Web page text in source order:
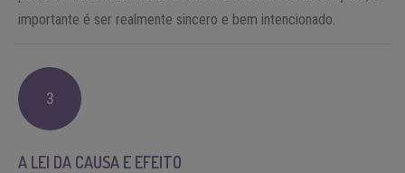
importante é ser realmente sincero e bem intencionado.
3
A LEI DA CAUSA E EFEITO